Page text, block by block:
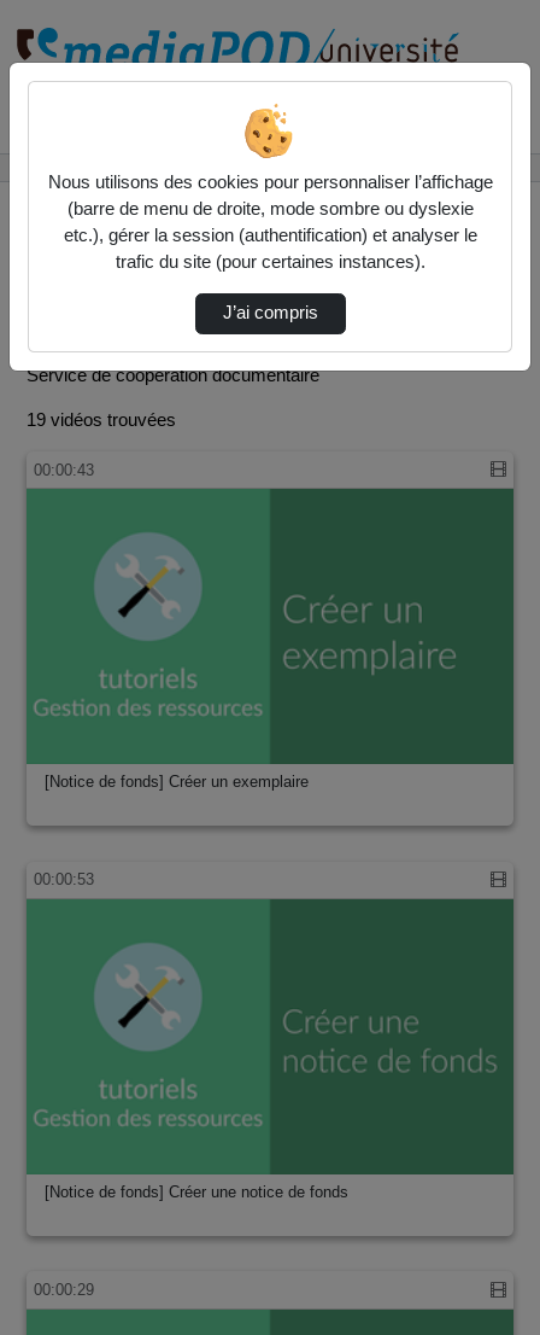
Vidéo Audio
Service de coopération documentaire
19 vidéos trouvées
00:00:43
[Notice de fonds] Créer un exemplaire
00:00:53
[Notice de fonds] Créer une notice de fonds
00:00:29
Nous utilisons des cookies pour personnaliser l’affichage
(barre de menu de droite, mode sombre ou dyslexie
etc.), gérer la session (authentification) et analyser le
trafic du site (pour certaines instances).
J’ai compris